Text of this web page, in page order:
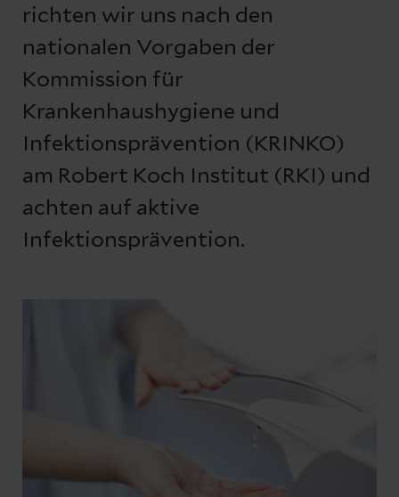
richten wir uns nach den
nationalen Vorgaben der
Kommission für
Krankenhaushygiene und
Infektionsprävention (KRINKO)
am Robert Koch Institut (RKI) und
achten auf aktive
Infektionsprävention.